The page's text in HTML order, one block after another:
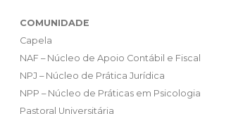
COMUNIDADE
Capela
NAF – Núcleo de Apoio Contábil e Fiscal
NPJ – Núcleo de Prática Jurídica
NPP – Núcleo de Práticas em Psicologia
Pastoral Universitária